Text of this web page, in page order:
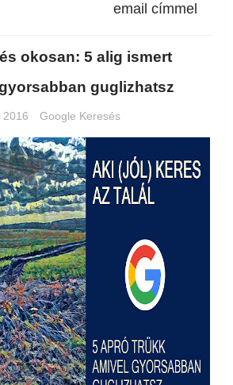
email címmel
okosan: 5 alig ismert
guglizhatsz
2016 Google Keresés